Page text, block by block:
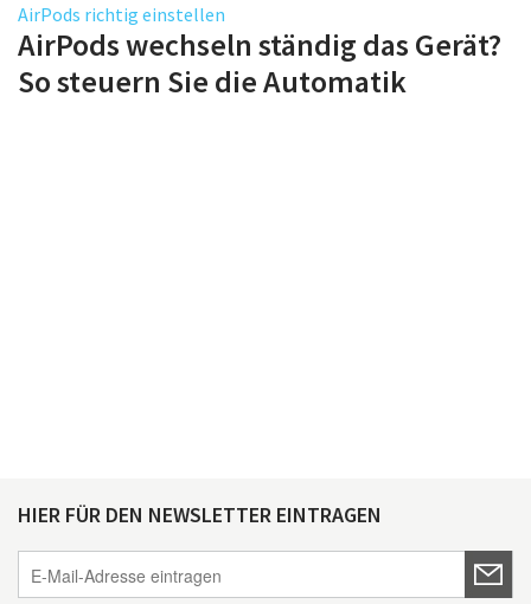
AirPods richtig einstellen
AirPods wechseln ständig das Gerät?
So steuern Sie die Automatik
HIER FÜR DEN NEWSLETTER EINTRAGEN